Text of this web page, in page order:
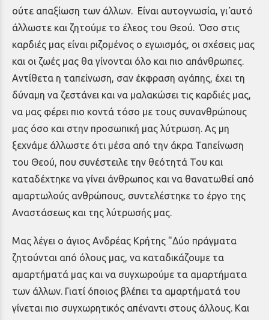
ούτε απαξίωση των άλλων. Είναι αυτογνωσία, γι᾿ αυτό
άλλωστε και ζητούμε το έλεος του Θεού. Όσο στις
καρδιές μας είναι ριζομένος ο εγωισμός, οι σχέσεις μας
και οι ζωές μας θα γίνονται όλο και πιο απάνθρωπες.
Αντίθετα η ταπείνωση, σαν έκφραση αγάπης, έχει τη
δύναμη να ζεστάνει και να μαλακώσει τις καρδιές μας,
να μας φέρει πιο κοντά τόσο με τους συνανθρώπους
μας όσο και στην προσωπική μας λύτρωση. Ας μη
ξεχνάμε άλλωστε ότι μέσα από την άκρα Ταπείνωση
του Θεού, που συνέστειλε την θεότητά Του και
καταδέχτηκε να γίνει άνθρωπος και να θανατωθεί από
αμαρτωλούς ανθρώπους, συντελέστηκε το έργο της
Αναστάσεως και της λύτρωσής μας.
Μας λέγει ο άγιος Ανδρέας Κρήτης "Δύο πράγματα
ζητούνται από όλους μας, να καταδικάζουμε τα
αμαρτήματά μας και να συγχωρούμε τα αμαρτήματα
των άλλων. Γιατί όποιος βλέπει τα αμαρτήματά του
γίνεται πιο συγχωρητικός απέναντι στους άλλους. Και